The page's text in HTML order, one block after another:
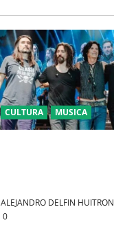
CULTURA MUSICA
ALEJANDRO DELFIN HUITRON
0